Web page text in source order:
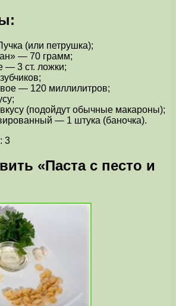
(или петрушка);
— 70 грамм;
— 3 ст. ложки;
— 120 миллилитров;
(подойдут обычные макароны);
— 1 штука (баночка).
3
«Паста с песто и